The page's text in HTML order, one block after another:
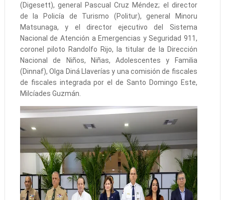
(Digesett), general Pascual Cruz Méndez; el director
de la Policía de Turismo (Politur), general Minoru
Matsunaga, y el director ejecutivo del Sistema
Nacional de Atención a Emergencias y Seguridad 911,
coronel piloto Randolfo Rijo, la titular de la Dirección
Nacional de Niños, Niñas, Adolescentes y Familia
(Dinnaf), Olga Diná Llaverías y una comisión de fiscales
de fiscales integrada por el de Santo Domingo Este,
Milcíades Guzmán.